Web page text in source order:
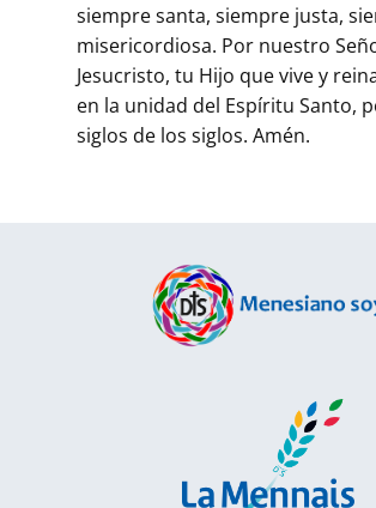
siempre santa, siempre justa,
misericordiosa. Por nuestro
Jesucristo, tu Hijo que vive y
en la unidad del Espíritu Santo,
siglos de los siglos. Amén.